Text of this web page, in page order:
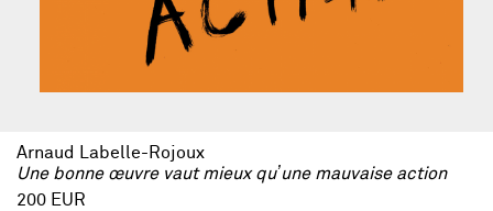
Arnaud Labelle-Rojoux
Une bonne œuvre vaut mieux quʼune mauvaise action
200 EUR